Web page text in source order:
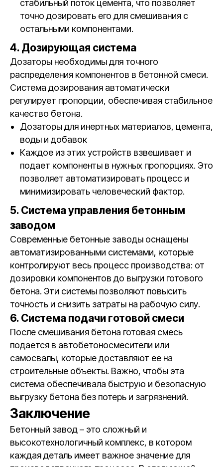
стабильный поток цемента, что позволяет
точно дозировать его для смешивания с
остальными компонентами.
4. Дозирующая система
Дозаторы необходимы для точного
распределения компонентов в бетонной смеси.
Система дозирования автоматически
регулирует пропорции, обеспечивая стабильное
качество бетона.
Дозаторы для инертных материалов, цемента,
воды и добавок
Каждое из этих устройств взвешивает и
подает компоненты в нужных пропорциях. Это
позволяет автоматизировать процесс и
минимизировать человеческий фактор.
5. Система управления бетонным
заводом
Современные бетонные заводы оснащены
автоматизированными системами, которые
контролируют весь процесс производства: от
дозировки компонентов до выгрузки готового
бетона. Эти системы позволяют повысить
точность и снизить затраты на рабочую силу.
6. Система подачи готовой смеси
После смешивания бетона готовая смесь
подается в автобетоносмесители или
самосвалы, которые доставляют ее на
строительные объекты. Важно, чтобы эта
система обеспечивала быструю и безопасную
выгрузку бетона без потерь и загрязнений.
Заключение
Бетонный завод – это сложный и
высокотехнологичный комплекс, в котором
каждая деталь имеет важное значение для